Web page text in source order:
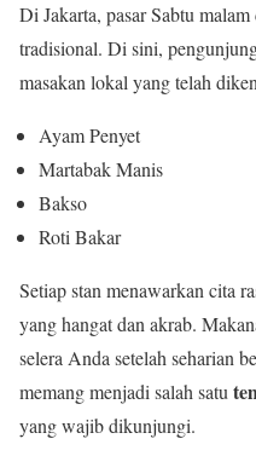
Di Jakarta, pasar Sabtu
tradisional. Di sini,
masakan lokal yang telah
Ayam Penyet
Martabak Manis
Bakso
Roti Bakar
Setiap stan menawarkan cita
yang hangat dan akrab.
selera Anda setelah seharian
memang menjadi salah satu
yang wajib dikunjungi.